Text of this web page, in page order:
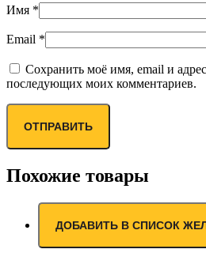
Имя *
Email *
Сохранить моё имя, email и
последующих моих комментариев.
Похожие товары
ДОБАВИТЬ В СПИСОК